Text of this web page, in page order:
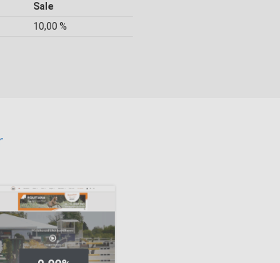
Sale
10,00 %